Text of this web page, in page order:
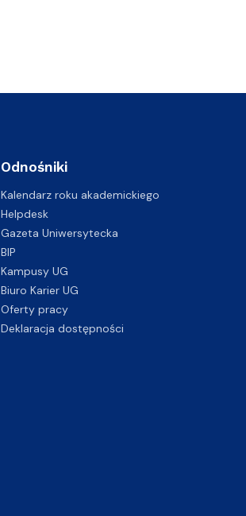
Odnośniki
Kalendarz roku akademickiego
Helpdesk
Gazeta Uniwersytecka
BIP
Kampusy UG
Biuro Karier UG
Oferty pracy
Deklaracja dostępności